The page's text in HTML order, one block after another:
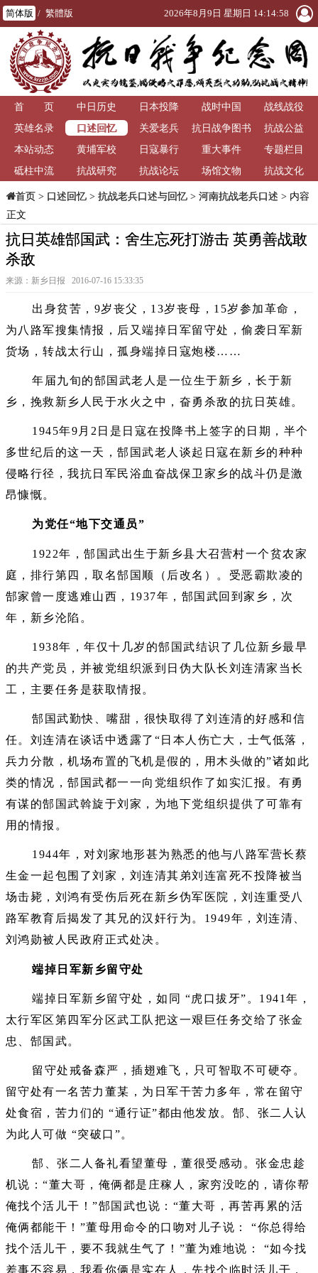
简体版 / 繁體版 2026年8月9日 星期日 14:14:58
首 页 中日历史 日本投降 战时中国
战线战役
英雄名录
口述回忆 关爱老兵
抗日战争图书
馆
抗战公益
本站动态
黄埔军校 日寇暴行 重大事件
专题栏目
砥柱中流
抗战研究 抗战论坛 场馆文物 抗战文化
首页> 口述回忆> 抗战老兵口述与回忆> 河南抗战老兵口述 > 内容
正文
抗日英雄郜国武：舍生忘死打游击 英勇善战敢
杀敌
来源：新乡日报 2016-07-16 15:33:35
出身贫苦，9岁丧父，13岁丧母，15岁参加革命，
为八路军搜集情报，后又端掉日军留守处，偷袭日军新
货场，转战太行山，孤身端掉日寇炮楼……
年届九旬的郜国武老人是一位生于新乡，长于新
乡，挽救新乡人民于水火之中，奋勇杀敌的抗日英雄。
1945年9月2日是日寇在投降书上签字的日期，半个
多世纪后的这一天，郜国武老人谈起日寇在新乡的种种
侵略行径，我抗日军民浴血奋战保卫家乡的战斗仍是激
昂慷慨。
为党任“地下交通员”
1922年，郜国武出生于新乡县大召营村一个贫农家
庭，排行第四，取名郜国顺（后改名）。受恶霸欺凌的
郜家曾一度逃难山西，1937年，郜国武回到家乡，次
年，新乡沦陷。
1938年，年仅十几岁的郜国武结识了几位新乡最早
的共产党员，并被党组织派到日伪大队长刘连清家当长
工，主要任务是获取情报。
郜国武勤快、嘴甜，很快取得了刘连清的好感和信
任。刘连清在谈话中透露了“日本人伤亡大，士气低落，
兵力分散，机场布置的飞机是假的，用木头做的”诸如此
类的情况，郜国武都一一向党组织作了如实汇报。有勇
有谋的郜国武斡旋于刘家，为地下党组织提供了可靠有
用的情报。
1944年，对刘家地形甚为熟悉的他与八路军营长蔡
生金一起包围了刘家，刘连清其弟刘连富死不投降被当
场击毙，刘鸿有受伤后死在新乡伪军医院，刘连重受八
路军教育后揭发了其兄的汉奸行为。1949年，刘连清、
刘鸿勋被人民政府正式处决。
端掉日军新乡留守处
端掉日军新乡留守处，如同 “虎口拔牙”。1941年，
太行军区第四军分区武工队把这一艰巨任务交给了张金
忠、郜国武。
留守处戒备森严，插翅难飞，只可智取不可硬夺。
留守处有一名苦力董某，为日军干苦力多年，常在留守
处食宿，苦力们的 “通行证”都由他发放。郜、张二人认
为此人可做 “突破口”。
郜、张二人备礼看望董母，董很受感动。张金忠趁
机说：“董大哥，俺俩都是庄稼人，家穷没吃的，请你帮
俺找个活儿干！”郜国武也说：“董大哥，再苦再累的活
俺俩都能干！”董母用命令的口吻对儿子说： “你总得给
找个活儿干，要不我就生气了！”董为难地说： “如今找
差事不容易，我看你俩是实在人，先找个临时活儿干，